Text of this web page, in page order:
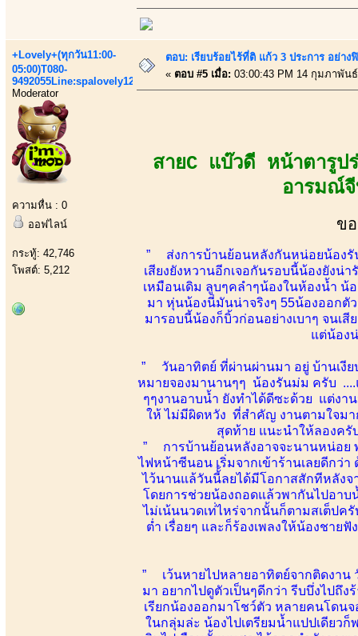
+Lovely+(ทุกวัน11:00-
05:00)T080-
9492055Line:spalovely123
Moderator
ความหื่น : 0
ออฟไลน์
กระทู้: 42,746
โพสต์: 5,212
ตอบ: เรียบร้อยไร้ที่ติ แก้ว 3 ประการ อย่า
« ตอบ #5 เมื่อ: 03:00:43 PM 14 กุมภาพัน
สายC แบ๊วดี หน้าตารู
อารมณ์
ข
” ส่งการบ้านย้อนหลังกันหน่อยน้องรั
เสียงยังหวานอีกเจอกันรอบนี้น้องยังน่
เหมือนเดิม ลูบๆคลำๆน้องในห้องน้ำ น้
มา หุ่นน้องนี่มันน่าจริงๆ 55น้องออกตั
มารอบนี้น้องก็บิ้วก่อนอย่างเบาๆ จนเ
แต่น้อง
” วันอาทิตย์ ที่ผ่านผ่านมา อยู่ บ้านเงีย
หมายจองมานานๆๆ น้องรันม่ม ครับ
ๆๆงานอาบน้ำ ยังทำได้ดีซะด้วย แต่งา
ให้ ไม่มีผิดหวัง ที่สำคัญ งานตามใจม
สุดท้าย แนะนำให้ลองครั
” การบ้านย้อนหลังอาจจะนานหน่อย
ไฟหน้าซีนอน เริ่มจากเข้าร้านเลยดีกว่า
ไว้นานแล้วันนี้้ลยได้มีโอกาสสักทีหลัง
โดยการช่วยน้องถอดแล้วพากันไปอาบ
ไม่เน้นนวดเท่่ไหร่จากนั้นก็ตามสเต็ปค
ต่ำ เรื่อยๆ และก็ร้องเพลงให้น้องชาย
” เว้นหายไปหลายอาทิตย์จากติดงาน
มา อยากไปดูตัวเป็นๆดีกว่า รีบบึ่งไปถึ
เรียกน้องออกมาโชว์ตัว หลายคนโดน
ในกลุ่มล่ะ น้องไปเตรียมน้ำแปปเดียว